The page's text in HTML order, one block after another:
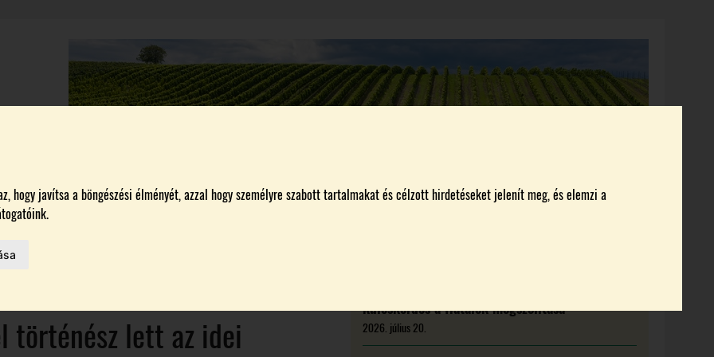
hogy javítsa a böngészési élményét, azzal hogy személyre szabott tartalmakat és célzott hirdetéseket jelenít meg, és elemzi a
BORTERMELŐK
történész lett az idei
kulcskérdés a fiatalok megszólítása
2026. július 20.